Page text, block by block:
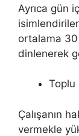
Ayrıca gün
ortalama 30
dinlenerek
Toplu
Çalışanın
vermekle